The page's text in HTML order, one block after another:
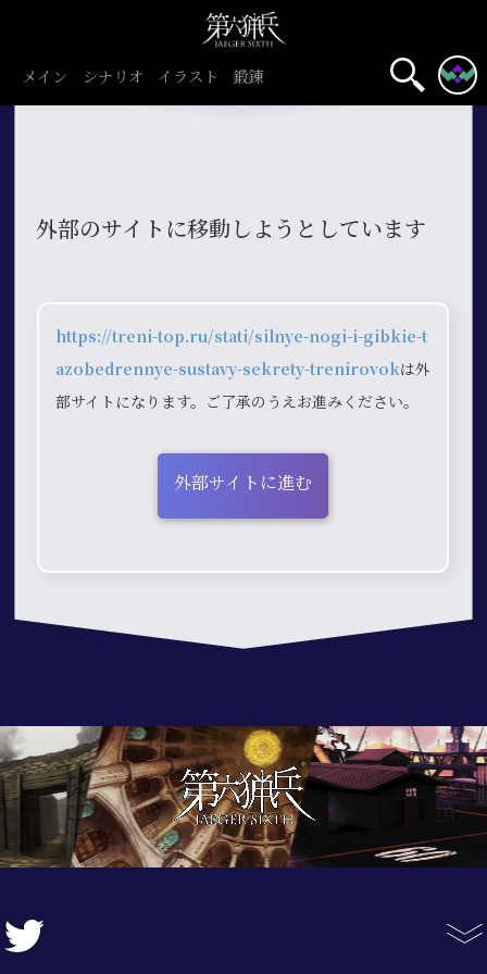
メイン シナリオ イラスト 鍛錬
外部のサイトに移動しようとしています
https://treni-top.ru/stati/silnye-nogi-i-gibkie-t
azobedrennye-sustavy-sekrety-trenirovokは外
部サイトになります。ご了承のうえお進みください。
外部サイトに進む